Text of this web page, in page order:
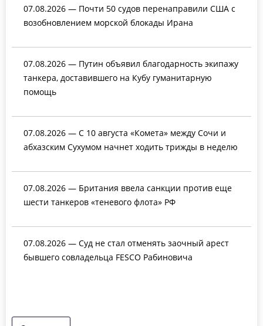
07.08.2026 — Почти 50 судов перенаправили США с
возобновлением морской блокады Ирана
07.08.2026 — Путин объявил благодарность экипажу
танкера, доставившего на Кубу гуманитарную
помощь
07.08.2026 — С 10 августа «Комета» между Сочи и
абхазским Сухумом начнет ходить трижды в неделю
07.08.2026 — Британия ввела санкции против еще
шести танкеров «теневого флота» РФ
07.08.2026 — Суд не стал отменять заочный арест
бывшего совладельца FESCO Рабиновича